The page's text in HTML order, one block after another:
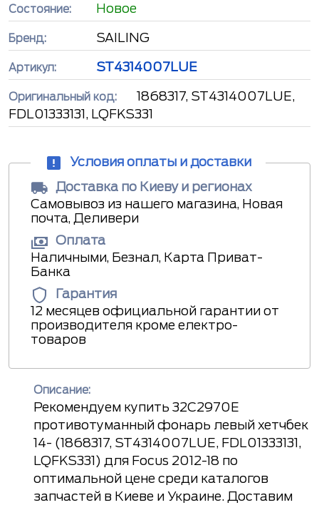
Состояние: Новое
Бренд: SAILING
Артикул: ST4314007LUE
Оригинальный код:
1868317, ST4314007LUE,
FDL01333131, LQFKS331
Условия оплаты и доставки
Доставка по Киеву и регионах
Самовывоз из нашего магазина, Новая
почта, Деливери
Оплата
Наличными, Безнал, Карта Приват-
Банка
Гарантия
12 месяцев официальной гарантии от
производителя кроме електро-
товаров
Описание:
Рекомендуем купить 32C2970E
противотуманный фонарь левый хетчбек
14- (1868317, ST4314007LUE, FDL01333131,
LQFKS331) для Focus 2012-18 по
оптимальной цене среди каталогов
запчастей в Киеве и Украине. Доставим